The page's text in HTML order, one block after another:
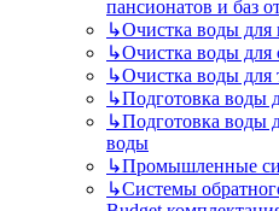
пансионатов и баз
↳Очистка воды для
↳Очистка воды для
↳Очистка воды для
↳Подготовка воды
↳Подготовка воды
воды
↳Промышленные
↳Системы